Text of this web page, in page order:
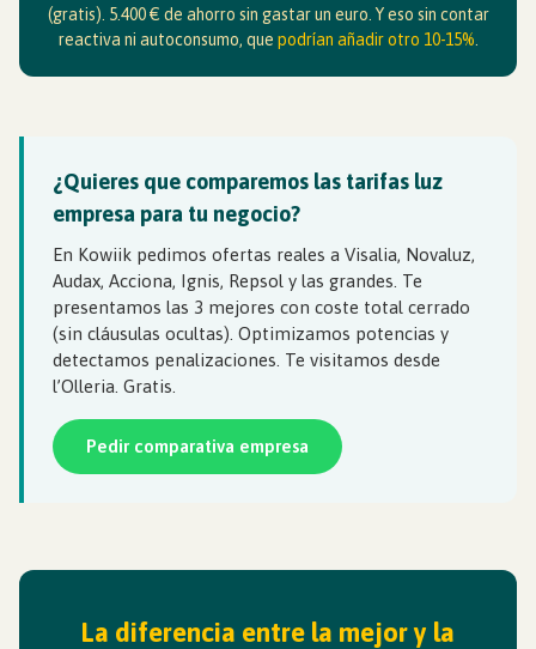
(gratis). 5.400 € de ahorro sin gastar un euro. Y eso sin contar
reactiva ni autoconsumo, que podrían añadir otro 10-15%
¿Quieres que comparemos las tarifas luz
empresa para tu negocio?
En Kowiik pedimos ofertas reales a Visalia, Novaluz,
Audax, Acciona, Ignis, Repsol y las grandes. Te
presentamos las 3 mejores con coste total cerrado
(sin cláusulas ocultas). Optimizamos potencias y
detectamos penalizaciones. Te visitamos desde
l’Olleria. Gratis.
Pedir comparativa empresa
La diferencia entre la mejor y la